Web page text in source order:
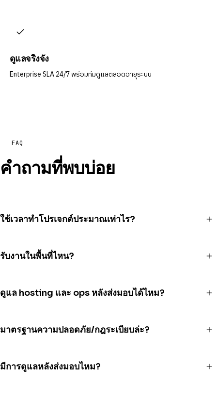
ดูแลจริงจัง
Enterprise SLA 24/7 พร้อมทีมดูแลตลอดอายุระบบ
FAQ
คำถามที่พบบ่อย
ใช้เวลาทำโปรเจกต์ประมาณเท่าไร?
รับงานในพื้นที่ไหน?
ดูแล hosting และ ops หลังส่งมอบได้ไหม?
มาตรฐานความปลอดภัย/กฎระเบียบล่ะ?
มีการดูแลหลังส่งมอบไหม?